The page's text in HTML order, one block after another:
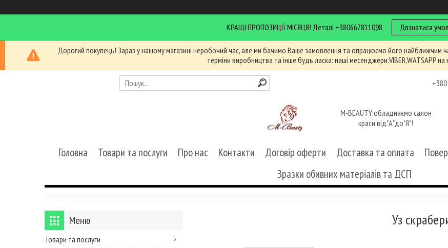
КРАЩІ ПРОПОЗИЦІЇ МІСЯЦЯ! Деталі +380667811098 Двзнатися
Дорогий покупець! Зараз у нашому магазині неробочий час, але ми бачимо Ваше замовлення та опрацюємо його найближчим
терміни виробництва та інше будь ласка: наші месенджери:VIBER,WATSAPP
M-BEAUTY:обладнаємо салон
краси від"А"до"Я"!
Головна Товари та послуги Про нас Контакти Договір оферти Доставка та оплата
Зразки обивних матеріалів та ДСП
Уз
Товари та послуги